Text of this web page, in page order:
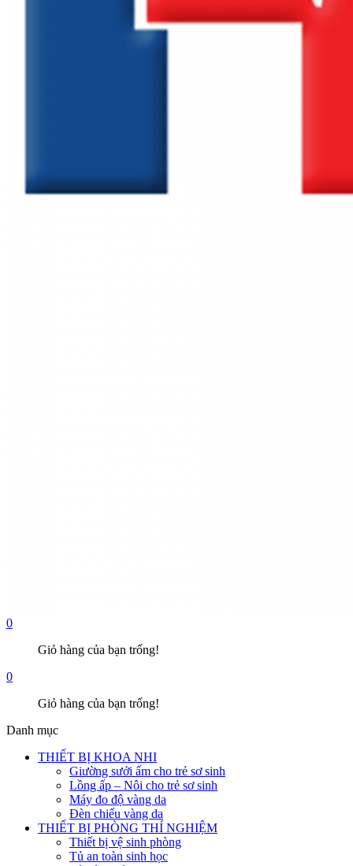
0
Giỏ hàng của bạn trống!
0
Giỏ hàng của bạn trống!
Danh mục
THIẾT BỊ KHOA NHI
Giường sưởi ấm cho trẻ sơ sinh
Lồng ấp – Nôi cho trẻ sơ sinh
Máy đo độ vàng da
Đèn chiếu vàng da
THIẾT BỊ PHÒNG THÍ NGHIỆM
Thiết bị vệ sinh phòng
Tủ an toàn sinh học